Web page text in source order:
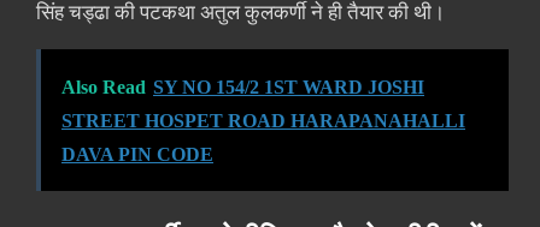
सिंह चड्ढा की पटकथा अतुल कुलकर्णी ने ही तैयार की थी।
Also Read SY NO 154/2 1ST WARD JOSHI
STREET HOSPET ROAD HARAPANAHALLI
DAVA PIN CODE